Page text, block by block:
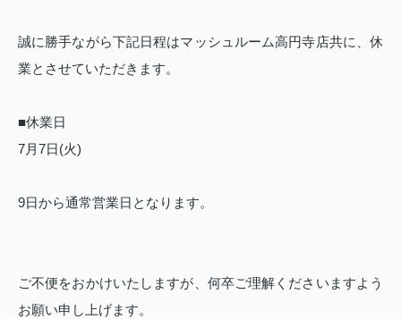
誠に勝手ながら下記日程はマッシュルーム高円寺店共に、 休
業とさせていただきます。
■休業日
7月7日(火)
9日から通常営業日となります。
ご不便をおかけいたしますが、何卒ご理解くださいますよう
お願い申し上げます。